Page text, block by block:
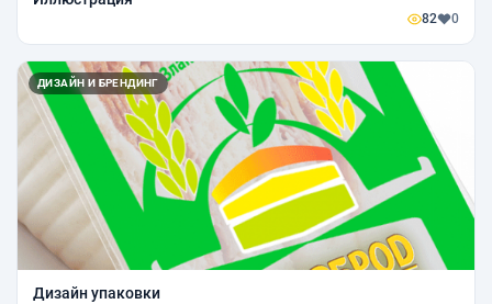
82 0
ДИЗАЙН И БРЕНДИНГ
Дизайн упаковки